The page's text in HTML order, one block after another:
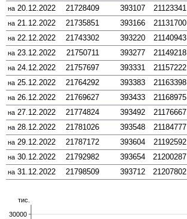
на 20.12.2022 21728409 393107 21123341
на 21.12.2022 21735851 393166 21131700
на 22.12.2022 21743302 393220 21140943
на 23.12.2022 21750711 393277 21149218
на 24.12.2022 21757697 393331 21157222
на 25.12.2022 21764292 393383 21163398
на 26.12.2022 21769627 393433 21168975
на 27.12.2022 21774824 393492 21176667
на 28.12.2022 21781026 393548 21184777
на 29.12.2022 21787172 393604 21192592
на 30.12.2022 21792982 393654 21200287
на 31.12.2022 21798509 393712 21207802
30000
тис.